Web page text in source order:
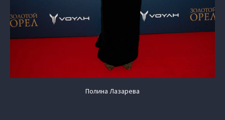
Полина Лазарева